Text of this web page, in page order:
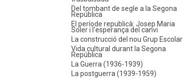
Del tombant de segle a la Segona
República
El període republicà: Josep Maria
Soler i l'esperança del canvi
La construcció del nou Grup Escolar
Vida cultural durant la Segona
República
La Guerra (1936-1939)
La postguerra (1939-1959)